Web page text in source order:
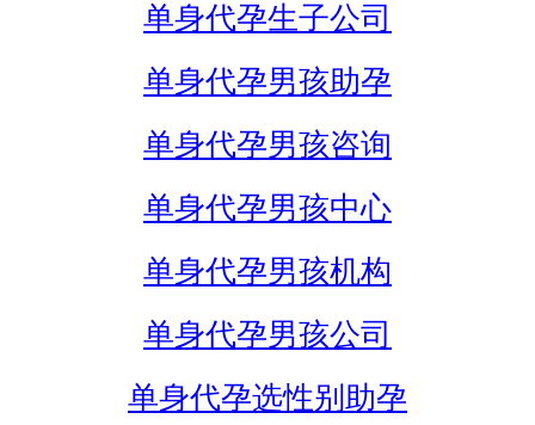
单身代孕生子公司
单身代孕男孩助孕
单身代孕男孩咨询
单身代孕男孩中心
单身代孕男孩机构
单身代孕男孩公司
单身代孕选性别助孕